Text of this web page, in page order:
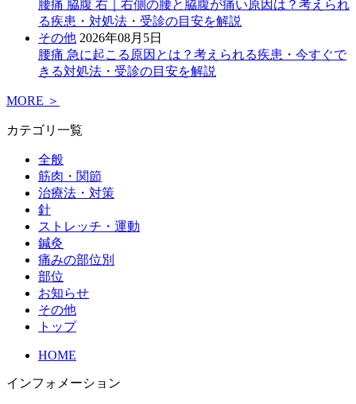
腰痛 脇腹 右｜右側の腰と脇腹が痛い原因は？考えられ
る疾患・対処法・受診の目安を解説
その他 2026年08月5日
腰痛 急に起こる原因とは？考えられる疾患・今すぐで
きる対処法・受診の目安を解説
MORE ＞
カテゴリ一覧
全般
筋肉・関節
治療法・対策
針
ストレッチ・運動
鍼灸
痛みの部位別
部位
お知らせ
その他
トップ
HOME
インフォメーション